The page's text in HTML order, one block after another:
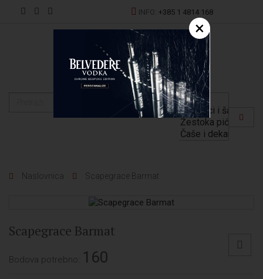
INFO:+385 1 4814 168
EN
Naslovnica Scapegrace Barmat
Scapegrace Barmat
Bodova potrebno: 160
×